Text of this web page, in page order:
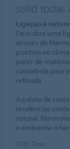
solid todas
Ligação à
Descubra uma
através do
positivo no
partir de
concebida para
refinada.
A paleta de
tendências
natural.
o ambiente o
3761 Titan